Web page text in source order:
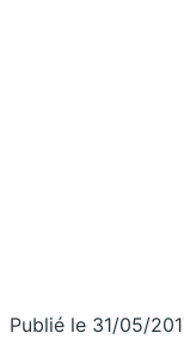
Publié le 31/05/